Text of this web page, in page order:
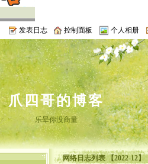
发表日志 控制面板 个人相册
爪四哥的博客
乐晕你没商量
网络日志列表 【2022-12】